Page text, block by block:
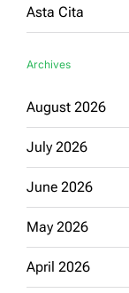
Asta Cita
Archives
August 2026
July 2026
June 2026
May 2026
April 2026